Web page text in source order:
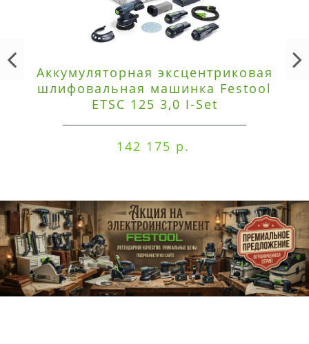
Аккумуляторная эксцентриковая
шлифовальная машинка Festool
ETSC 125 3,0 I-Set
142 175 р.